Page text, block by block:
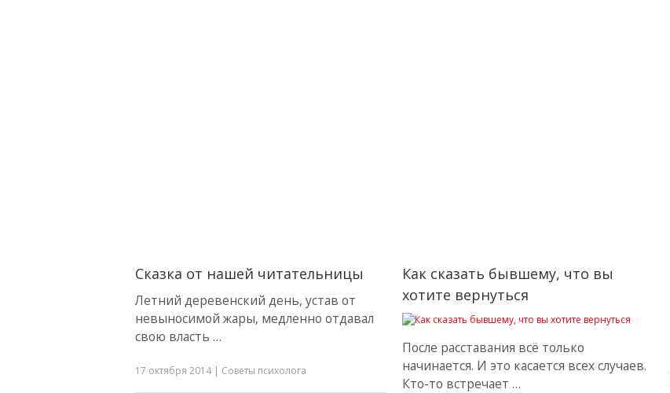
Сказка от нашей читательницы
Летний деревенский день, устав от
невыносимой жары, медленно отдавал
свою власть …
17 октября 2014 | Советы психолога
Как сказать бывшему, что вы
хотите вернуться
После расставания всё только
начинается. И это касается всех случаев.
Кто-то встречает …